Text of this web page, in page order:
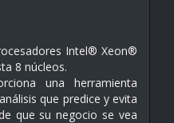
Intel® Xeon®
8 núcleos.
una herramienta
que predice y evita
que su negocio se vea